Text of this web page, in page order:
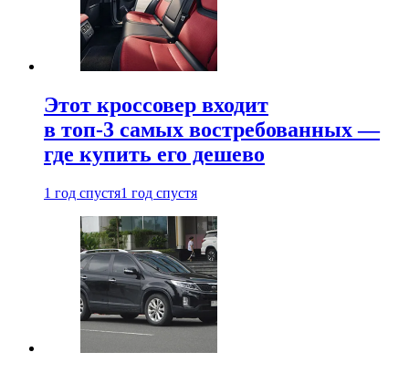
Этот кроссовер входит
в топ-3 самых востребованных —
где купить его дешево
1 год спустя1 год спустя